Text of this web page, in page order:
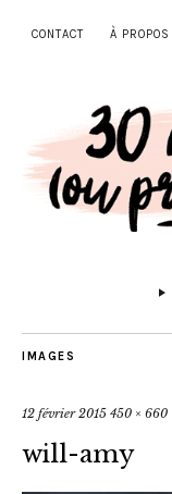
CONTACT À PROPOS
IMAGES
12 février 2015 450 × 660
will-amy